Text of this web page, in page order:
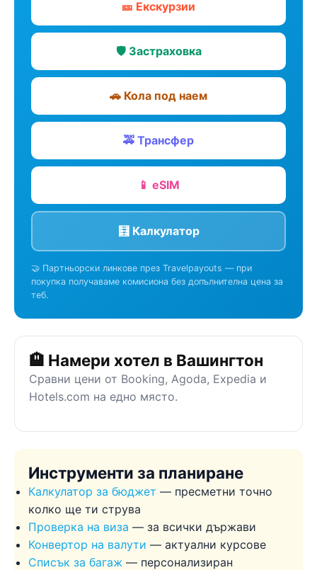
🎫 Екскурзии
🛡️ Застраховка
🚗 Кола под наем
🚕 Трансфер
📱 eSIM
🧮 Калкулатор
🤝 Партньорски линкове през Travelpayouts — при
покупка получаваме комисиона без допълнителна цена за
теб.
🏨 Намери хотел в Вашингтон
Сравни цени от Booking, Agoda, Expedia и
Hotels.com на едно място.
Инструменти за планиране
Калкулатор за бюджет — пресметни точно
колко ще ти струва
Проверка на виза — за всички държави
Конвертор на валути — актуални курсове
Списък за багаж — персонализиран